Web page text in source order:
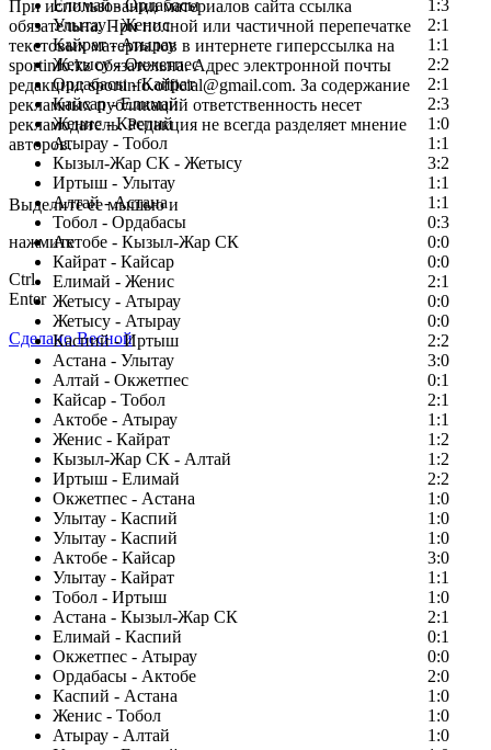
Елимай - Ордабасы
1:3
Улытау - Женис
2:1
Кайрат - Атырау
1:1
Жетысу - Окжетпес
2:2
Ордабасы - Кайрат
2:1
Кайсар - Елимай
2:3
Женис - Каспий
1:0
Атырау - Тобол
1:1
Кызыл-Жар СК - Жетысу
3:2
Иртыш - Улытау
1:1
Алтай - Астана
1:1
Тобол - Ордабасы
0:3
Актобе - Кызыл-Жар СК
0:0
Кайрат - Кайсар
0:0
Елимай - Женис
2:1
Жетысу - Атырау
0:0
Жетысу - Атырау
0:0
Каспий - Иртыш
2:2
Астана - Улытау
3:0
Алтай - Окжетпес
0:1
Кайсар - Тобол
2:1
Актобе - Атырау
1:1
Женис - Кайрат
1:2
Кызыл-Жар СК - Алтай
1:2
Иртыш - Елимай
2:2
Окжетпес - Астана
1:0
Улытау - Каспий
1:0
Улытау - Каспий
1:0
Актобе - Кайсар
3:0
Улытау - Кайрат
1:1
Тобол - Иртыш
1:0
Астана - Кызыл-Жар СК
2:1
Елимай - Каспий
0:1
Окжетпес - Атырау
0:0
Ордабасы - Актобе
2:0
Каспий - Астана
1:0
Женис - Тобол
1:0
Атырау - Алтай
1:0
При использовании материалов сайта ссылка
обязательна. При полной или частичной перепечатке
текстовых материалов в интернете гиперссылка на
sportinfo.kz обязательна. Адрес электронной почты
редакции: sportinfo.official@gmail.com. За содержание
рекламных публикаций ответственность несет
рекламодатель. Редакция не всегда разделяет мнение
авторов.
Заметили ошибку в тексте?
Выделите ее мышью и
нажмите
Ctrl
Enter
Сделано Весной